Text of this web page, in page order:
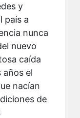
y
país a
nunca
nuevo
caída
años el
nacían
de